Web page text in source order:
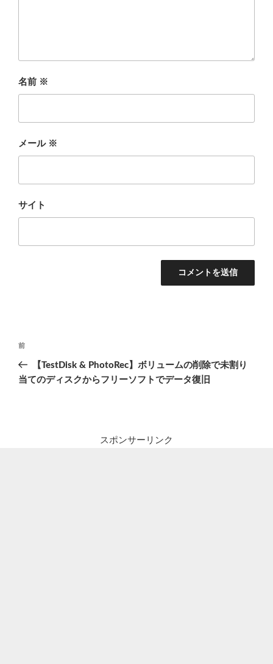
名前 ※
メール ※
サイト
投
ナ
前
の
投
前
【TestDisk & PhotoRec】ボリュームの削除で未割り
当てのディスクからフリーソフトでデータ復旧
スポンサーリンク